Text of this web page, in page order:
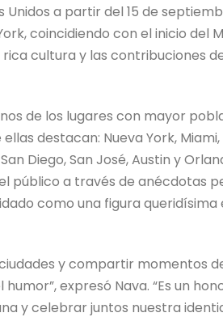
a partir del 15 de
coincidiendo con el inicio del
cultura y las contribuciones
de los lugares con mayor
destacan: Nueva York, Miami,
Diego, San José, Austin y
público a través de anécdotas
como una figura queridísima
y compartir momentos
expresó Nava. “Es un
y celebrar juntos nuestra